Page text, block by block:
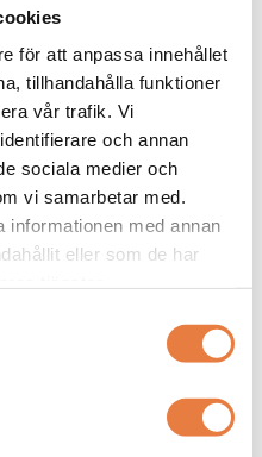
för att anpassa innehållet
tillhandahålla funktioner
vår trafik. Vi
och annan
sociala medier och
vi samarbetar med.
informationen med annan
eller som de har
för mig?
oavsett prisklass har